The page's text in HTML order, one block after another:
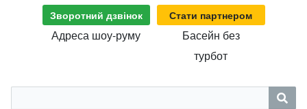
Зворотний дзвінок Стати партнером
Адреса шоу-руму
Басейн без
турбот